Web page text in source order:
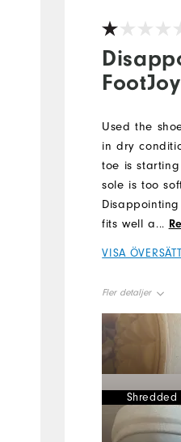
FootJoy
Used the
in dry
toe is
sole is too
fits well and
but the sole
down.
...
VISA
Fler detaljer
Fit True to Fit
Size
Width True to
Conditions
Which size did
Shredded